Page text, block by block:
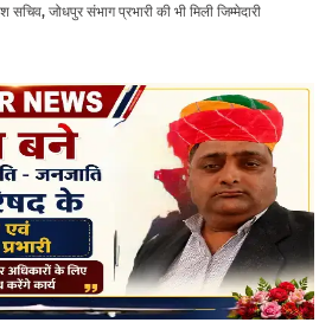
जोधपुर संभाग प्रभारी की भी मिली जिम्मेदारी